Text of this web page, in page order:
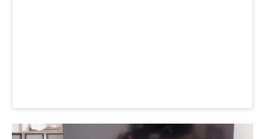
ITエンジニア向け専門サイト